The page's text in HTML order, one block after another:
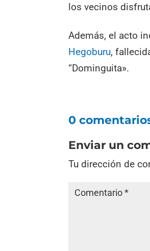
los vecinos
Además, el acto
Hegoburu,
“Dominguita».
0
Enviar un
Tu dirección de